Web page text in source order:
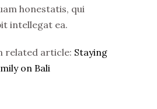
honestatis, qui
intellegat ea.
related article: Staying
on Bali